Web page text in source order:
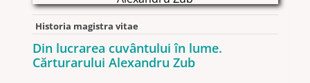
Historia magistra vitae
Din lucrarea cuvântului în lume.
Cărturarului Alexandru Zub